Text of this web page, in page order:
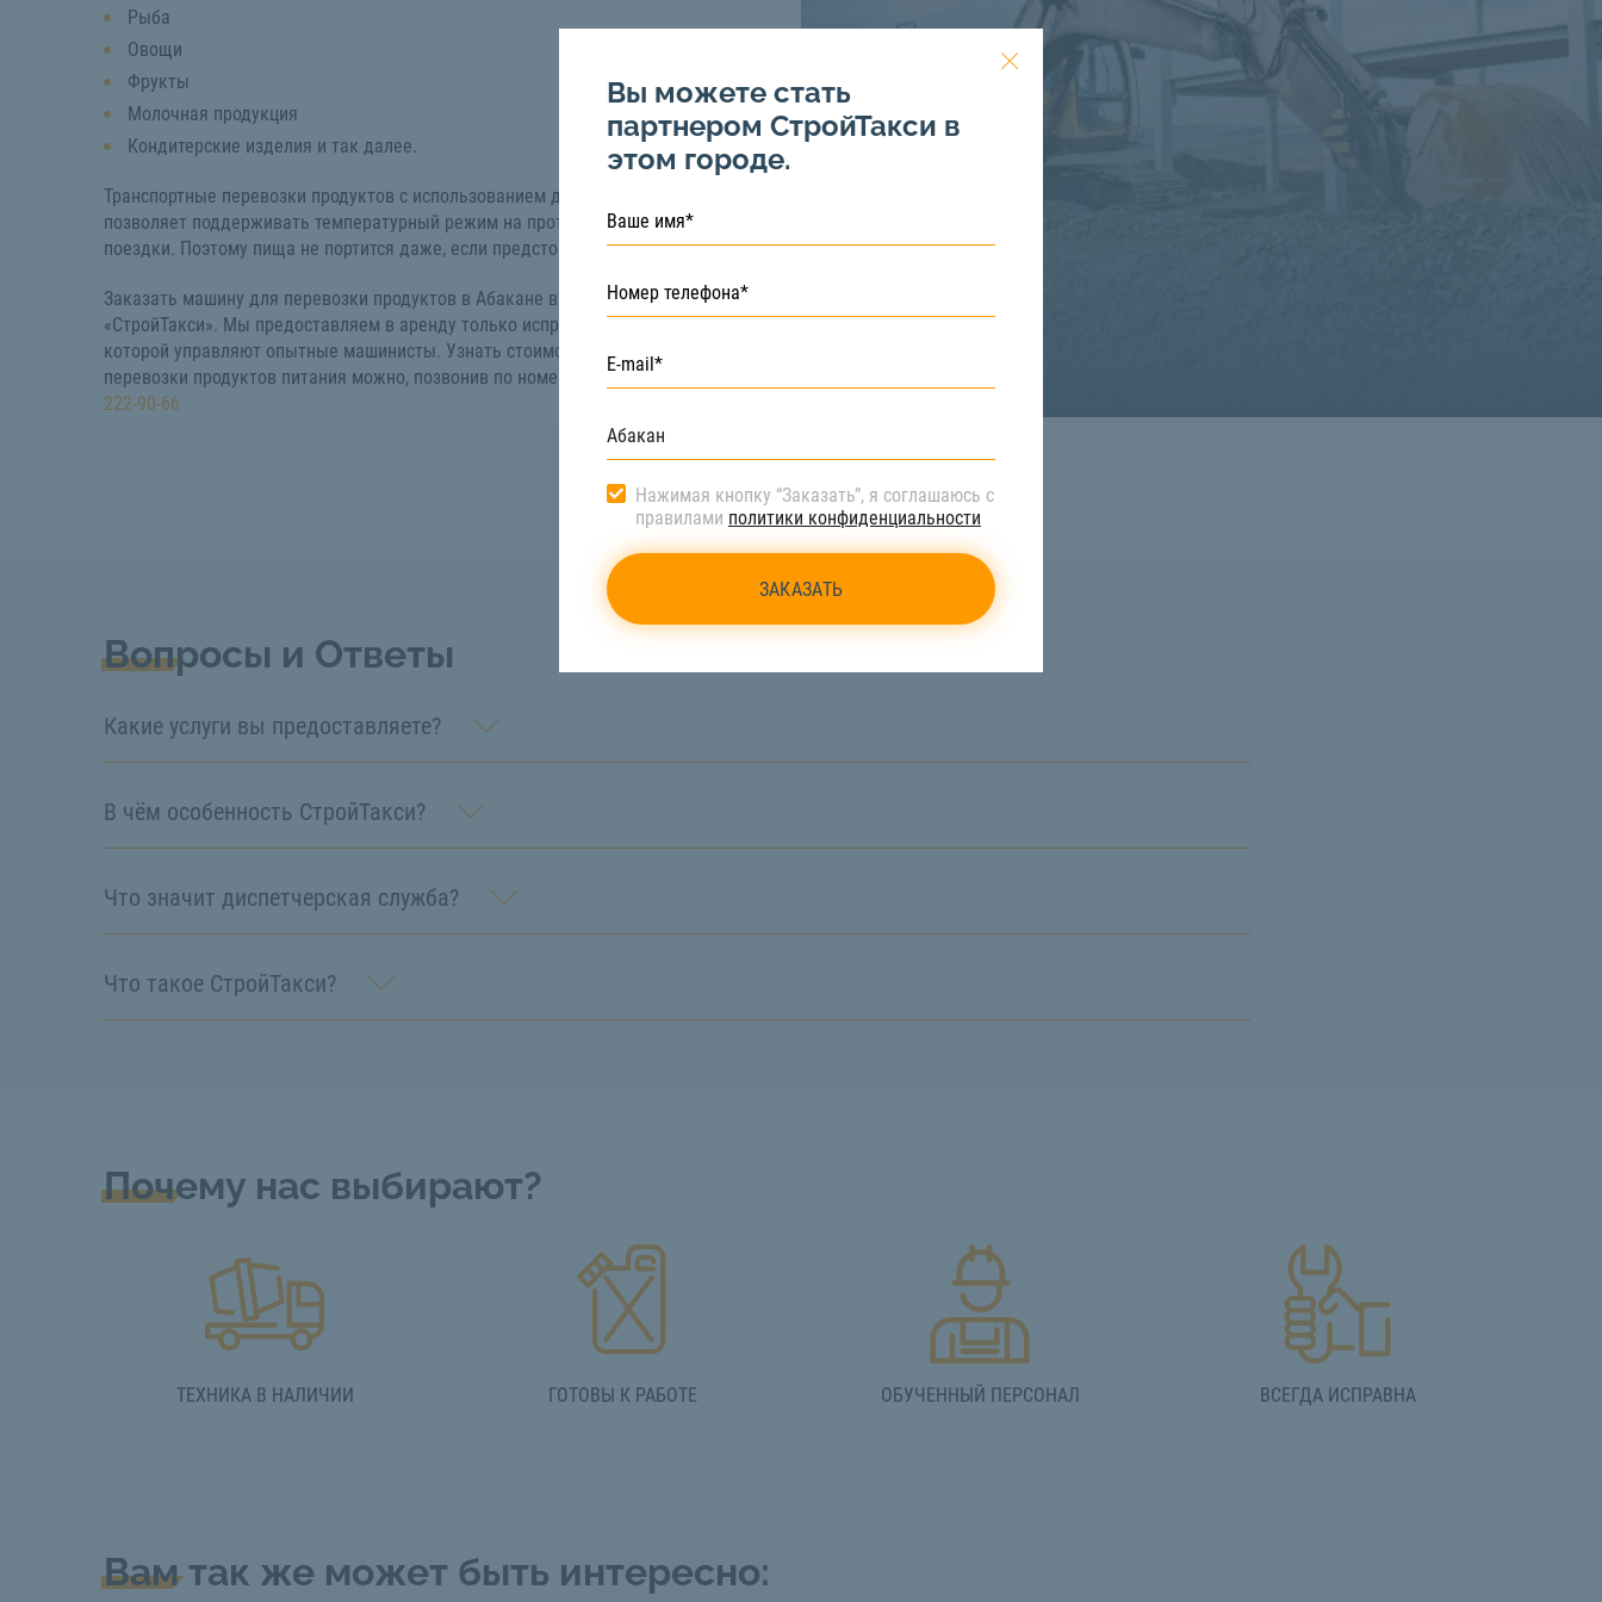
Рыба
Овощи
Фрукты
Молочная продукция
Кондитерские изделия и так далее.
Транспортные перевозки продуктов с использованием данной техники
позволяет поддерживать температурный режим на протяжении всей
поездки. Поэтому пища не портится даже, если предстоит долгий путь.
Заказать машину для перевозки продуктов в Абакане вы можете на сайте
«СтройТакси». Мы предоставляем в аренду только исправную технику,
которой управляют опытные машинисты. Узнать стоимость услуги
перевозки продуктов питания можно, позвонив по номеру телефона:
222-90-66
Вопросы и Ответы
Какие услуги вы предоставляете?
В чём особенность СтройТакси?
Что значит диспетчерская служба?
Что такое СтройТакси?
Почему нас выбирают?
ТЕХНИКА В НАЛИЧИИ ГОТОВЫ К РАБОТЕ ОБУЧЕННЫЙ ПЕРСОНАЛ ВСЕГДА ИСПРАВНА
Вам так же может быть интересно:
Вы можете стать
партнером СтройТакси в
этом городе.
Нажимая кнопку “Заказать”, я соглашаюсь с
правилами политики конфиденциальности